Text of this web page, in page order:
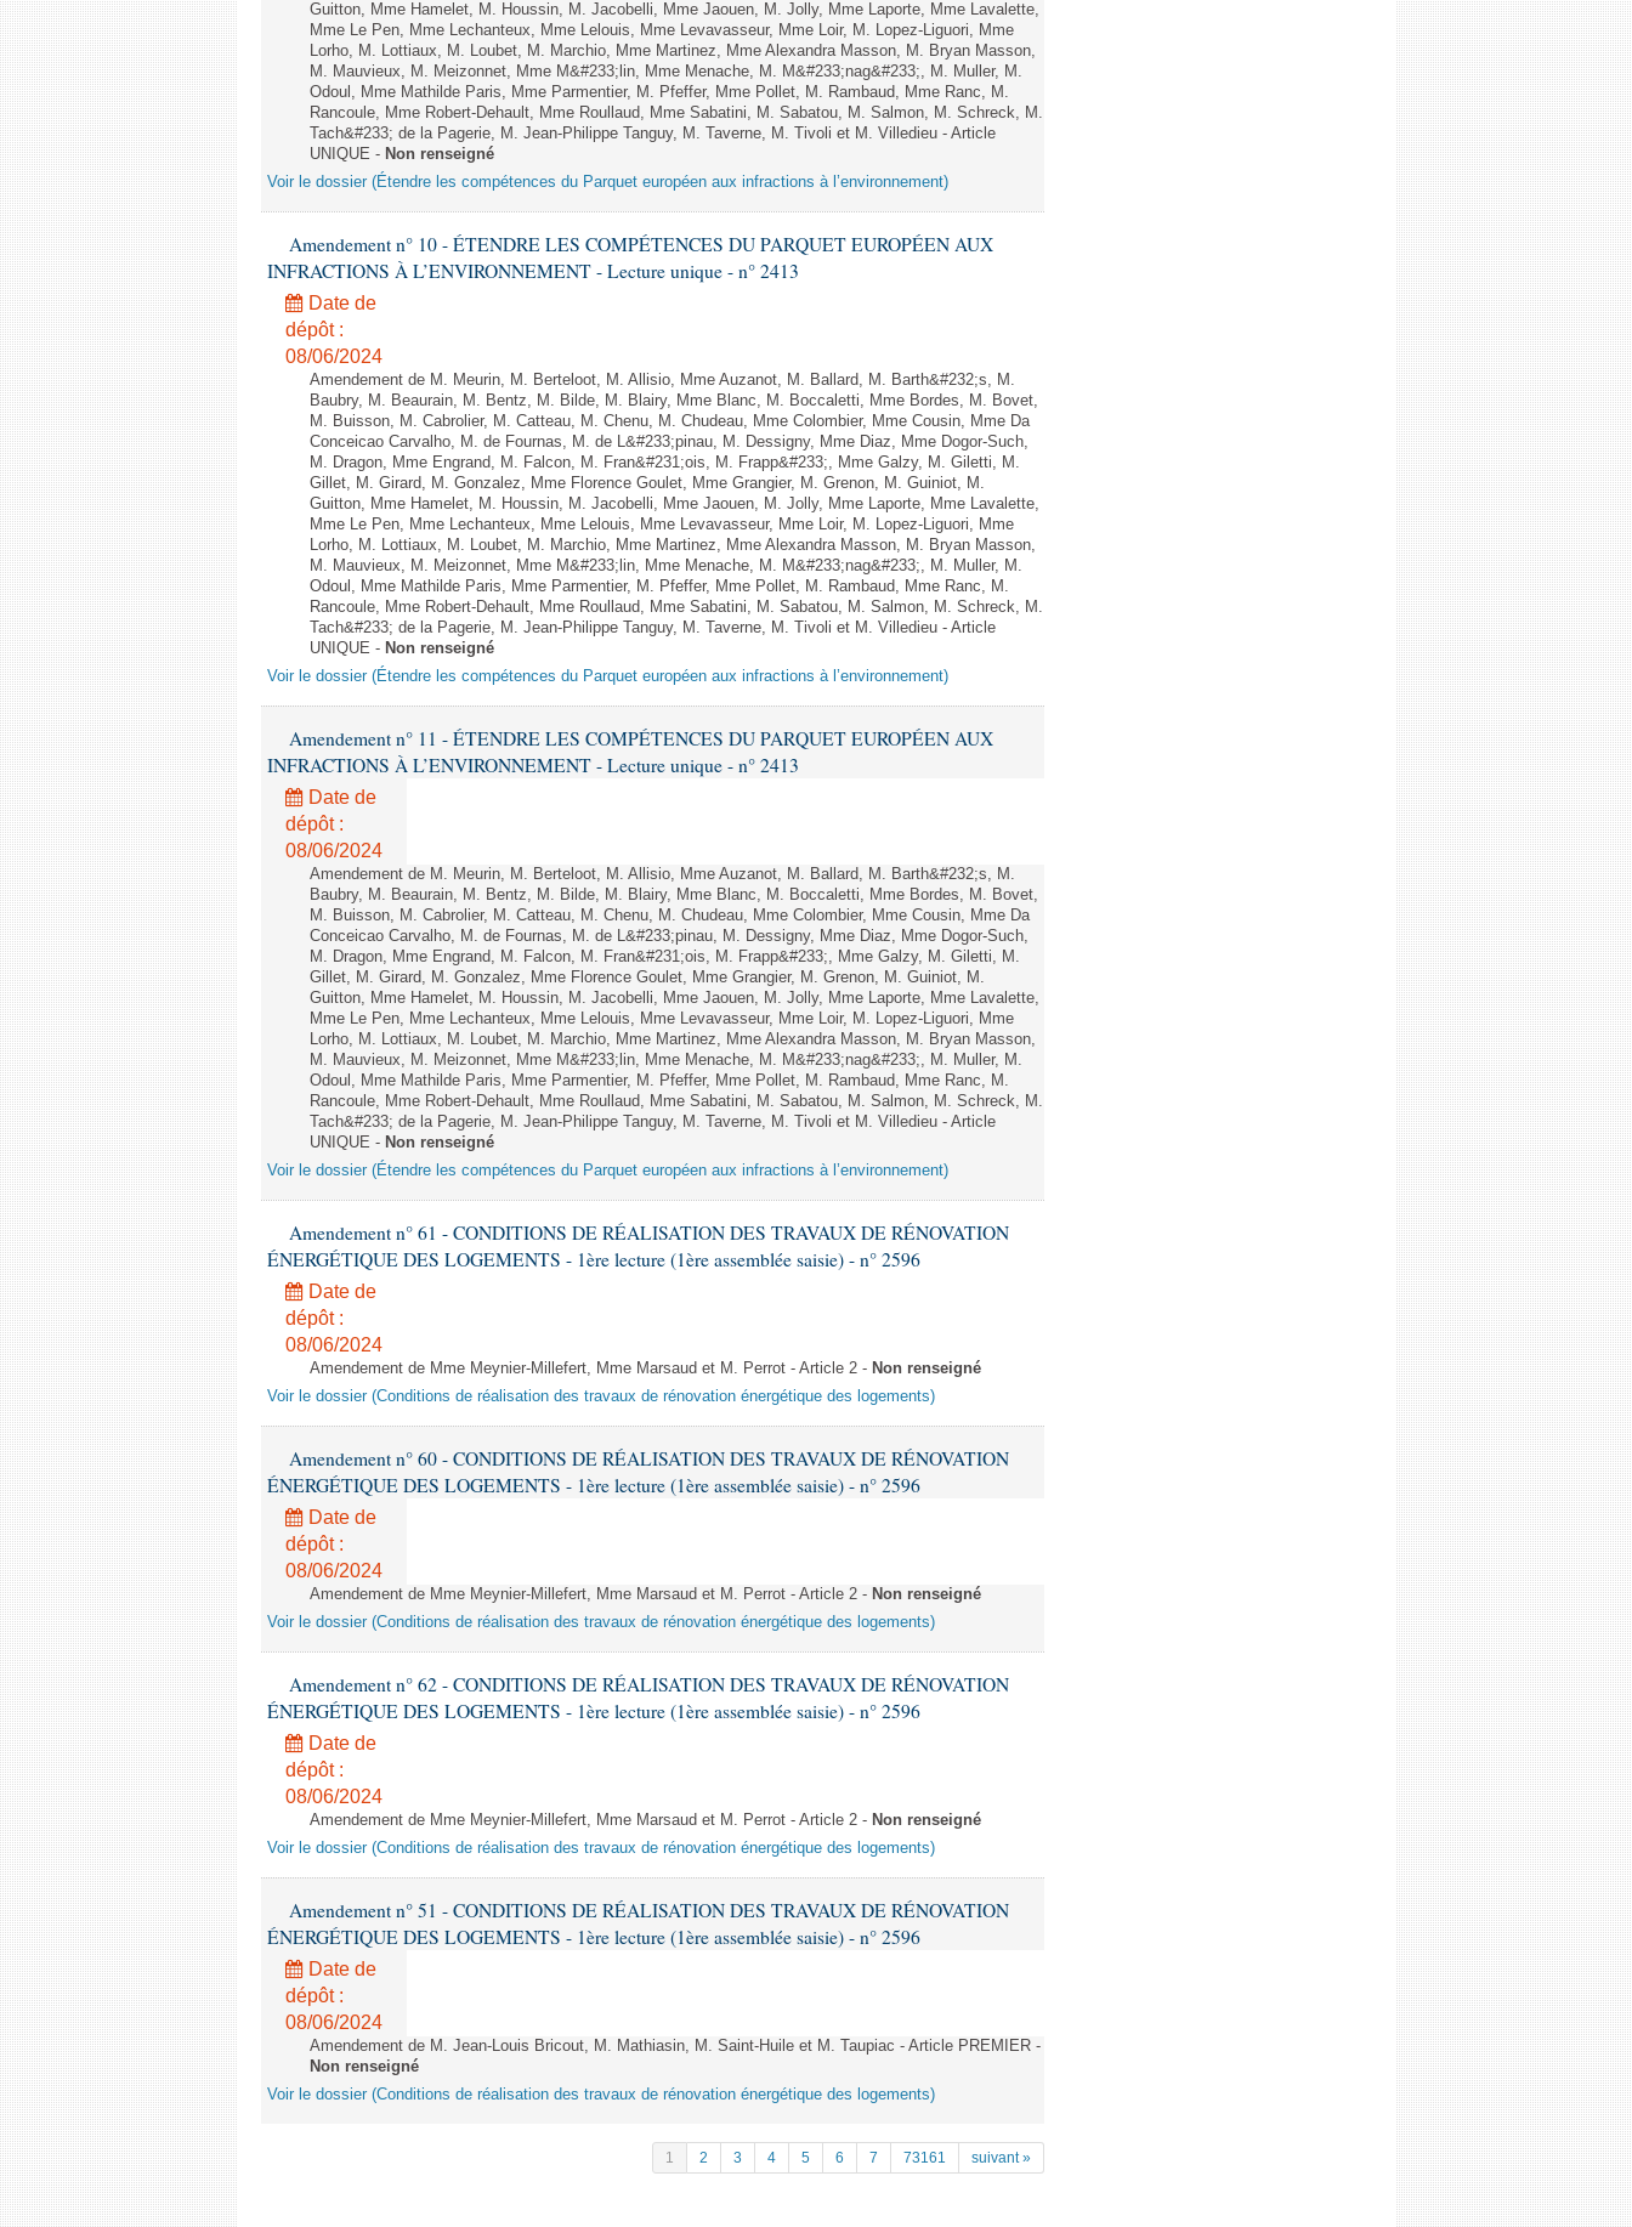
Guitton, Mme Hamelet, M. Houssin, M. Jacobelli, Mme Jaouen, M. Jolly, Mme Laporte, Mme Lavalette,
Mme Le Pen, Mme Lechanteux, Mme Lelouis, Mme Levavasseur, Mme Loir, M. Lopez-Liguori, Mme
Lorho, M. Lottiaux, M. Loubet, M. Marchio, Mme Martinez, Mme Alexandra Masson, M. Bryan Masson,
M. Mauvieux, M. Meizonnet, Mme M&#233;lin, Mme Menache, M. M&#233;nag&#233;, M. Muller, M.
Odoul, Mme Mathilde Paris, Mme Parmentier, M. Pfeffer, Mme Pollet, M. Rambaud, Mme Ranc, M.
Rancoule, Mme Robert-Dehault, Mme Roullaud, Mme Sabatini, M. Sabatou, M. Salmon, M. Schreck, M.
Tach&#233; de la Pagerie, M. Jean-Philippe Tanguy, M. Taverne, M. Tivoli et M. Villedieu - Article
UNIQUE - Non renseigné
Voir le dossier (Étendre les compétences du Parquet européen aux infractions à l’environnement)
Amendement n° 10 - ÉTENDRE LES COMPÉTENCES DU PARQUET EUROPÉEN AUX
INFRACTIONS À L’ENVIRONNEMENT - Lecture unique - n° 2413
Date de
dépôt :
08/06/2024
Amendement de M. Meurin, M. Berteloot, M. Allisio, Mme Auzanot, M. Ballard, M. Barth&#232;s, M.
Baubry, M. Beaurain, M. Bentz, M. Bilde, M. Blairy, Mme Blanc, M. Boccaletti, Mme Bordes, M. Bovet,
M. Buisson, M. Cabrolier, M. Catteau, M. Chenu, M. Chudeau, Mme Colombier, Mme Cousin, Mme Da
Conceicao Carvalho, M. de Fournas, M. de L&#233;pinau, M. Dessigny, Mme Diaz, Mme Dogor-Such,
M. Dragon, Mme Engrand, M. Falcon, M. Fran&#231;ois, M. Frapp&#233;, Mme Galzy, M. Giletti, M.
Gillet, M. Girard, M. Gonzalez, Mme Florence Goulet, Mme Grangier, M. Grenon, M. Guiniot, M.
Guitton, Mme Hamelet, M. Houssin, M. Jacobelli, Mme Jaouen, M. Jolly, Mme Laporte, Mme Lavalette,
Mme Le Pen, Mme Lechanteux, Mme Lelouis, Mme Levavasseur, Mme Loir, M. Lopez-Liguori, Mme
Lorho, M. Lottiaux, M. Loubet, M. Marchio, Mme Martinez, Mme Alexandra Masson, M. Bryan Masson,
M. Mauvieux, M. Meizonnet, Mme M&#233;lin, Mme Menache, M. M&#233;nag&#233;, M. Muller, M.
Odoul, Mme Mathilde Paris, Mme Parmentier, M. Pfeffer, Mme Pollet, M. Rambaud, Mme Ranc, M.
Rancoule, Mme Robert-Dehault, Mme Roullaud, Mme Sabatini, M. Sabatou, M. Salmon, M. Schreck, M.
Tach&#233; de la Pagerie, M. Jean-Philippe Tanguy, M. Taverne, M. Tivoli et M. Villedieu - Article
UNIQUE - Non renseigné
Voir le dossier (Étendre les compétences du Parquet européen aux infractions à l’environnement)
Amendement n° 11 - ÉTENDRE LES COMPÉTENCES DU PARQUET EUROPÉEN AUX
INFRACTIONS À L’ENVIRONNEMENT - Lecture unique - n° 2413
Date de
dépôt :
08/06/2024
Amendement de M. Meurin, M. Berteloot, M. Allisio, Mme Auzanot, M. Ballard, M. Barth&#232;s, M.
Baubry, M. Beaurain, M. Bentz, M. Bilde, M. Blairy, Mme Blanc, M. Boccaletti, Mme Bordes, M. Bovet,
M. Buisson, M. Cabrolier, M. Catteau, M. Chenu, M. Chudeau, Mme Colombier, Mme Cousin, Mme Da
Conceicao Carvalho, M. de Fournas, M. de L&#233;pinau, M. Dessigny, Mme Diaz, Mme Dogor-Such,
M. Dragon, Mme Engrand, M. Falcon, M. Fran&#231;ois, M. Frapp&#233;, Mme Galzy, M. Giletti, M.
Gillet, M. Girard, M. Gonzalez, Mme Florence Goulet, Mme Grangier, M. Grenon, M. Guiniot, M.
Guitton, Mme Hamelet, M. Houssin, M. Jacobelli, Mme Jaouen, M. Jolly, Mme Laporte, Mme Lavalette,
Mme Le Pen, Mme Lechanteux, Mme Lelouis, Mme Levavasseur, Mme Loir, M. Lopez-Liguori, Mme
Lorho, M. Lottiaux, M. Loubet, M. Marchio, Mme Martinez, Mme Alexandra Masson, M. Bryan Masson,
M. Mauvieux, M. Meizonnet, Mme M&#233;lin, Mme Menache, M. M&#233;nag&#233;, M. Muller, M.
Odoul, Mme Mathilde Paris, Mme Parmentier, M. Pfeffer, Mme Pollet, M. Rambaud, Mme Ranc, M.
Rancoule, Mme Robert-Dehault, Mme Roullaud, Mme Sabatini, M. Sabatou, M. Salmon, M. Schreck, M.
Tach&#233; de la Pagerie, M. Jean-Philippe Tanguy, M. Taverne, M. Tivoli et M. Villedieu - Article
UNIQUE - Non renseigné
Voir le dossier (Étendre les compétences du Parquet européen aux infractions à l’environnement)
Amendement n° 61 - CONDITIONS DE RÉALISATION DES TRAVAUX DE RÉNOVATION
ÉNERGÉTIQUE DES LOGEMENTS - 1ère lecture (1ère assemblée saisie) - n° 2596
Date de
dépôt :
08/06/2024
Amendement de Mme Meynier-Millefert, Mme Marsaud et M. Perrot - Article 2 - Non renseigné
Voir le dossier (Conditions de réalisation des travaux de rénovation énergétique des logements)
Amendement n° 60 - CONDITIONS DE RÉALISATION DES TRAVAUX DE RÉNOVATION
ÉNERGÉTIQUE DES LOGEMENTS - 1ère lecture (1ère assemblée saisie) - n° 2596
Date de
dépôt :
08/06/2024
Amendement de Mme Meynier-Millefert, Mme Marsaud et M. Perrot - Article 2 - Non renseigné
Voir le dossier (Conditions de réalisation des travaux de rénovation énergétique des logements)
Amendement n° 62 - CONDITIONS DE RÉALISATION DES TRAVAUX DE RÉNOVATION
ÉNERGÉTIQUE DES LOGEMENTS - 1ère lecture (1ère assemblée saisie) - n° 2596
Date de
dépôt :
08/06/2024
Amendement de Mme Meynier-Millefert, Mme Marsaud et M. Perrot - Article 2 - Non renseigné
Voir le dossier (Conditions de réalisation des travaux de rénovation énergétique des logements)
Amendement n° 51 - CONDITIONS DE RÉALISATION DES TRAVAUX DE RÉNOVATION
ÉNERGÉTIQUE DES LOGEMENTS - 1ère lecture (1ère assemblée saisie) - n° 2596
Date de
dépôt :
08/06/2024
Amendement de M. Jean-Louis Bricout, M. Mathiasin, M. Saint-Huile et M. Taupiac - Article PREMIER -
Non renseigné
Voir le dossier (Conditions de réalisation des travaux de rénovation énergétique des logements)
1 2 3 4 5 6 7 73161 suivant »